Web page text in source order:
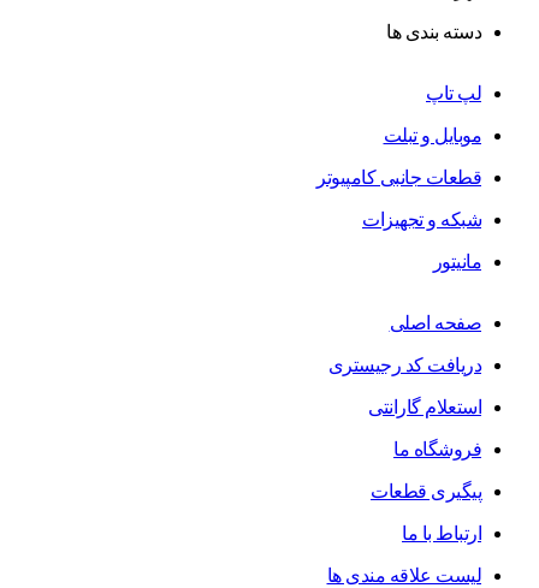
دسته بندی ها
لپ تاپ
موبایل و تبلت
قطعات جانبی کامپیوتر
شبکه و تجهیزات
مانیتور
صفحه اصلی
دریافت کد رجیستری
استعلام گارانتی
فروشگاه ما
پیگیری قطعات
ارتباط با ما
لیست علاقه مندی ها